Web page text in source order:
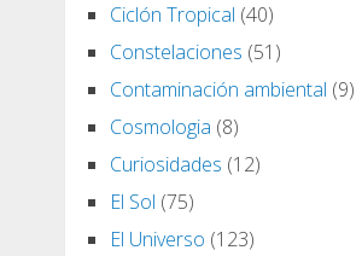
Ciclón Tropical (40)
Constelaciones (51)
Contaminación ambiental (9)
Cosmologia (8)
Curiosidades (12)
El Sol (75)
El Universo (123)